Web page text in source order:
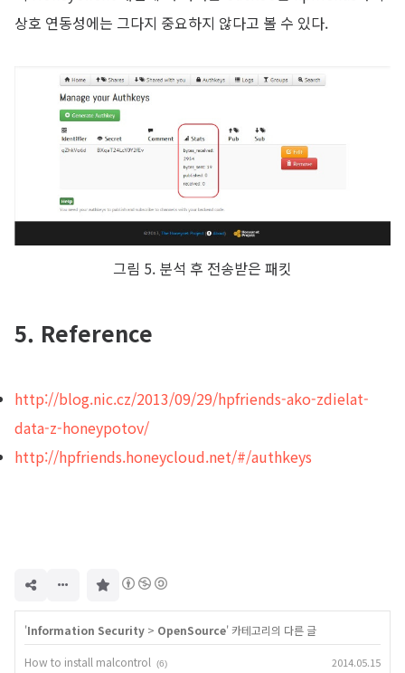
상호 연동성에는 그다지 중요하지 않다고 볼 수 있다.
그림 5. 분석 후 전송받은 패킷
5. Reference
http://blog.nic.cz/2013/09/29/hpfriends-ako-zdielat-
data-z-honeypotov/
http://hpfriends.honeycloud.net/#/authkeys
'Information Security > OpenSource' 카테고리의 다른 글
How to install malcontrol (6) 2014.05.15